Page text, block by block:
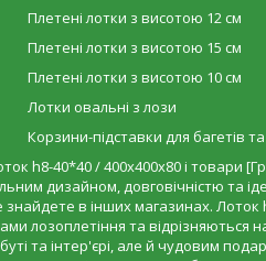
Плетені лотки з висотою 12 см
Плетені лотки з висотою 15 см
Плетені лотки з висотою 10 см
Лотки овальні з лози
Корзини-підставки для багетів
h8-40*40 / 400х400х80 і товари
дизайном, довговічністю
знайдете в інших магазинах.
лозоплетіння та
та інтер'єрі, але й чудовим